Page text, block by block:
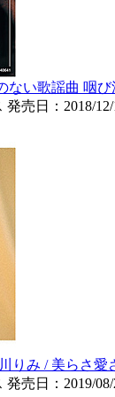
ない歌謡曲 咽
発売日：2018/
りみ / 美らさ愛
発売日：2019/